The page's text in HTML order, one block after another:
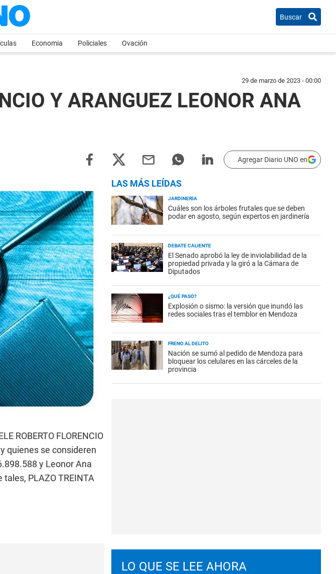
Buscar
Economia Policiales Ovación
29 de marzo de 2023 - 00:00
Y ARANGUEZ LEONOR ANA
Agregar Diario UNO en
ROBERTO FLORENCIO
quienes se consideren
y Leonor Ana
PLAZO TREINTA
LAS MÁS LEÍDAS
JARDINERÍA
Cuáles son los árboles frutales que se deben
podar en agosto, según expertos en jardinería
DEBATE CALIENTE
El Senado aprobó la ley de inviolabilidad de la
propiedad privada y la giró a la Cámara de
Diputados
¿QUÉ PASÓ?
Explosión o sismo: la versión que inundó las
redes sociales tras el temblor en Mendoza
FRENO AL DELITO
Nación se sumó al pedido de Mendoza para
bloquear los celulares en las cárceles de la
provincia
LO QUE SE LEE AHORA